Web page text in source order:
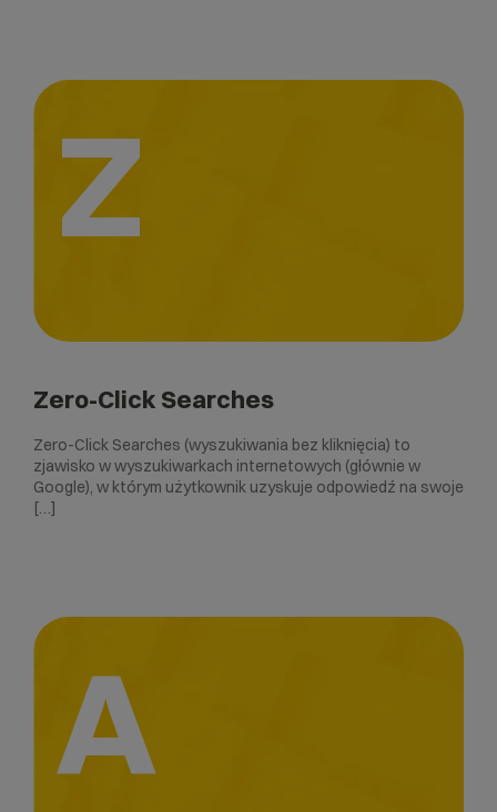
Z
Zero-Click Searches
Zero-Click Searches (wyszukiwania bez kliknięcia) to
zjawisko w wyszukiwarkach internetowych (głównie w
Google), w którym użytkownik uzyskuje odpowiedź na swoje
[…]
A